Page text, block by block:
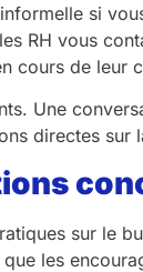
si
RH vous
cours de leur
Une
directes sur
sur le
les